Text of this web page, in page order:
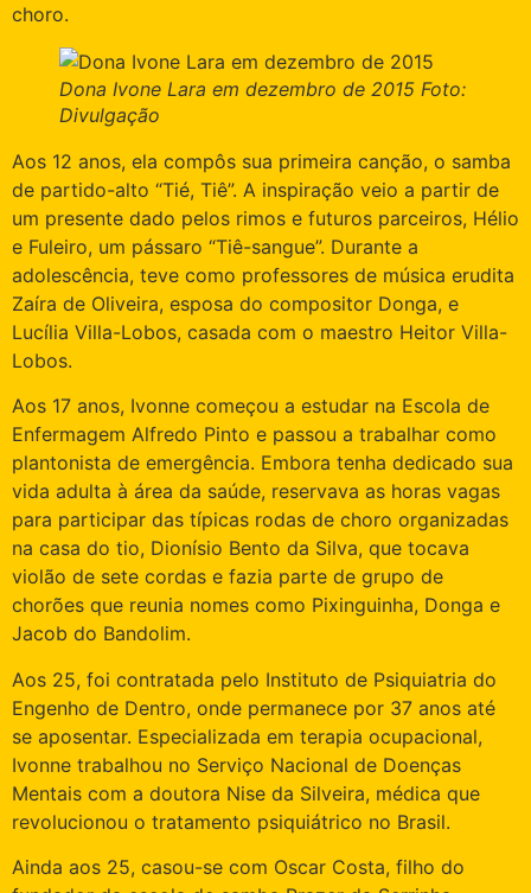
choro.
Dona Ivone Lara em dezembro de 2015 Foto:
Divulgação
Aos 12 anos, ela compôs sua primeira canção, o samba
de partido-alto “Tié, Tiê”. A inspiração veio a partir de
um presente dado pelos rimos e futuros parceiros, Hélio
e Fuleiro, um pássaro “Tiê-sangue”. Durante a
adolescência, teve como professores de música erudita
Zaíra de Oliveira, esposa do compositor Donga, e
Lucília Villa-Lobos, casada com o maestro Heitor Villa-
Lobos.
Aos 17 anos, Ivonne começou a estudar na Escola de
Enfermagem Alfredo Pinto e passou a trabalhar como
plantonista de emergência. Embora tenha dedicado sua
vida adulta à área da saúde, reservava as horas vagas
para participar das típicas rodas de choro organizadas
na casa do tio, Dionísio Bento da Silva, que tocava
violão de sete cordas e fazia parte de grupo de
chorões que reunia nomes como Pixinguinha, Donga e
Jacob do Bandolim.
Aos 25, foi contratada pelo Instituto de Psiquiatria do
Engenho de Dentro, onde permanece por 37 anos até
se aposentar. Especializada em terapia ocupacional,
Ivonne trabalhou no Serviço Nacional de Doenças
Mentais com a doutora Nise da Silveira, médica que
revolucionou o tratamento psiquiátrico no Brasil.
Ainda aos 25, casou-se com Oscar Costa, filho do